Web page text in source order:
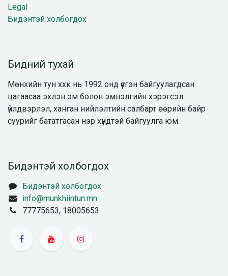
Legal
Бидэнтэй холбогдох
Бидний тухай
Мөнхийн тун ххк нь 1992 онд үүсгэн байгуулагдсан
цагаасаа эхлэн эм болон эмнэлгийн хэрэгсэл
үйлдвэрлэл, ханган нийлэлтийн салбарт өөрийн байр
суурийг бататгасан нэр хүндтэй байгуулга юм.
Бидэнтэй холбогдох
Бидэнтэй холбогдох
info@munkhiintun.mn
77775653, 18005653